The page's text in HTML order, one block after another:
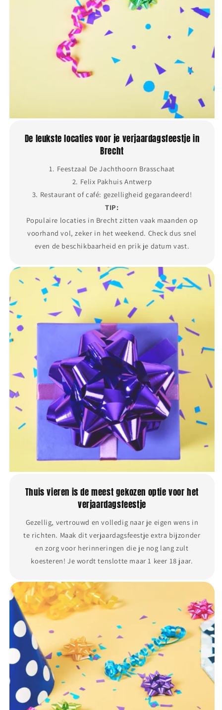
De leukste locaties voor je verjaardagsfeestje in
Brecht
1. Feestzaal De Jachthoorn Brasschaat
2. Felix Pakhuis Antwerp
3. Restaurant of café: gezelligheid gegarandeerd!
TIP:
Populaire locaties in Brecht zitten vaak maanden op
voorhand vol, zeker in het weekend. Check dus snel
even de beschikbaarheid en prik je datum vast.
Thuis vieren is de meest gekozen optie voor het
verjaardagsfeestje
Gezellig, vertrouwd en volledig naar je eigen wens in
te richten. Maak dit verjaardagsfeestje extra bijzonder
en zorg voor herinneringen die je nog lang zult
koesteren! Je wordt tenslotte maar 1 keer 18 jaar.